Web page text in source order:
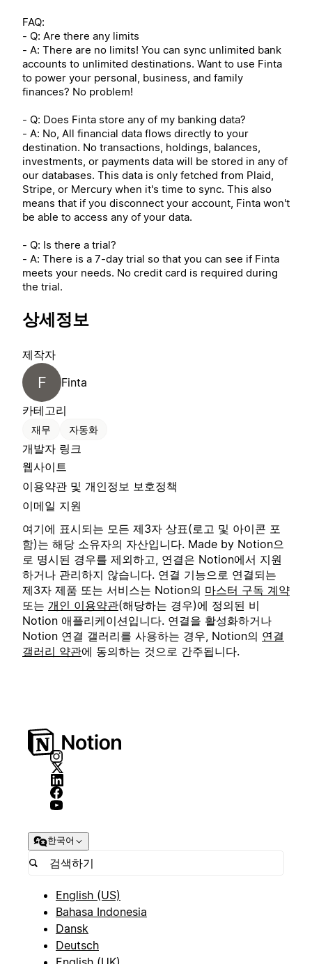
FAQ:
- Q: Are there any limits
- A: There are no limits! You can sync unlimited bank
accounts to unlimited destinations. Want to use Finta
to power your personal, business, and family
finances? No problem!
- Q: Does Finta store any of my banking data?
- A: No, All financial data flows directly to your
destination. No transactions, holdings, balances,
investments, or payments data will be stored in any of
our databases. This data is only fetched from Plaid,
Stripe, or Mercury when it's time to sync. This also
means that if you disconnect your account, Finta won't
be able to access any of your data.
- Q: Is there a trial?
- A: There is a 7-day trial so that you can see if Finta
meets your needs. No credit card is required during
the trial.
상세정보
제작자
F
Finta
카테고리
재무 자동화
개발자 링크
웹사이트
이용약관 및 개인정보 보호정책
이메일 지원
여기에 표시되는 모든 제3자 상표(로고 및 아이콘 포
함)는 해당 소유자의 자산입니다. Made by Notion으
로 명시된 경우를 제외하고, 연결은 Notion에서 지원
하거나 관리하지 않습니다. 연결 기능으로 연결되는
제3자 제품 또는 서비스는 Notion의 마스터 구독 계약
또는 개인 이용약관(해당하는 경우)에 정의된 비
Notion 애플리케이션입니다. 연결을 활성화하거나
Notion 연결 갤러리를 사용하는 경우, Notion의 연결
갤러리 약관에 동의하는 것으로 간주됩니다.
한국어
English (US)
Bahasa Indonesia
Dansk
Deutsch